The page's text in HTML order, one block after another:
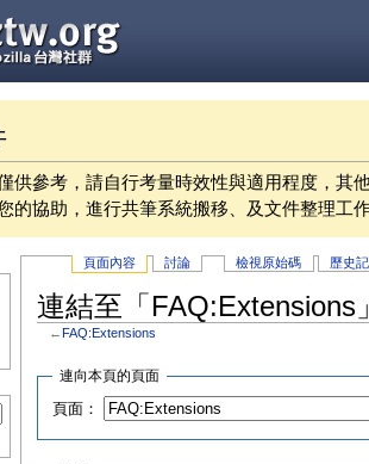
供參考，請自行考量時效性與適用程度，其
的協助，進行共筆系統搬移、及文件整理工
頁面內容 討論 檢視原始碼 歷史
連結至「FAQ:Extensions
← FAQ:Extensions
連向本頁的頁面
頁面：